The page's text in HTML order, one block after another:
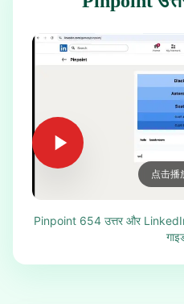
点击播
Pinpoint 654 उत्तर और